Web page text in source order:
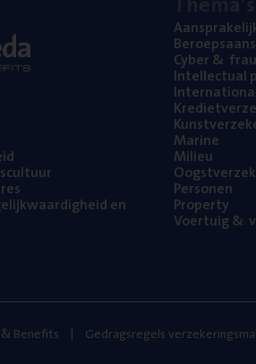
en
Cyber&
Intel­lec­tu­al
Mari­ne
Mili­eu
Per­so­nen
Pro­per­ty
Voer­tuig&
Benefits Gedragsregels